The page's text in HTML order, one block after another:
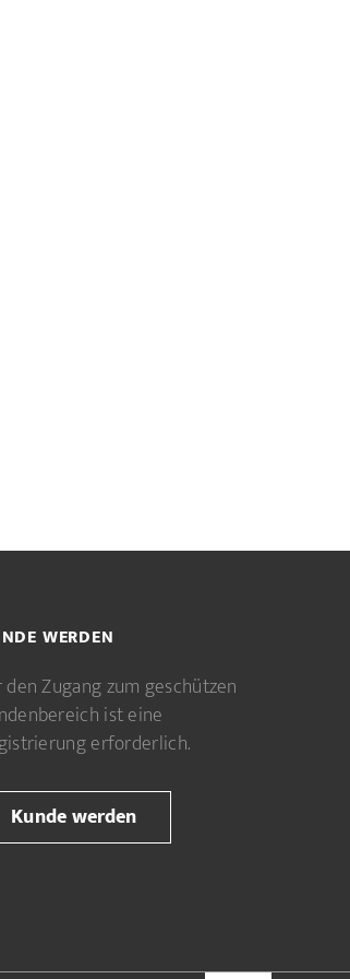
WERDEN
den Zugang zum geschützen
ist eine
erforderlich.
Kunde werden